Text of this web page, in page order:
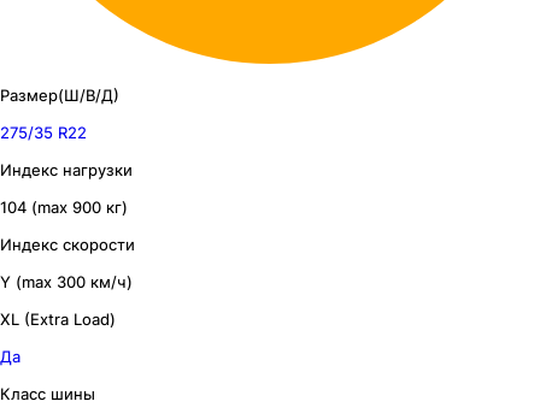
Размер(Ш/В/Д)
275/35 R22
Индекс нагрузки
104 (max 900 кг)
Индекс скорости
Y (max 300 км/ч)
XL (Extra Load)
Да
Класс шины